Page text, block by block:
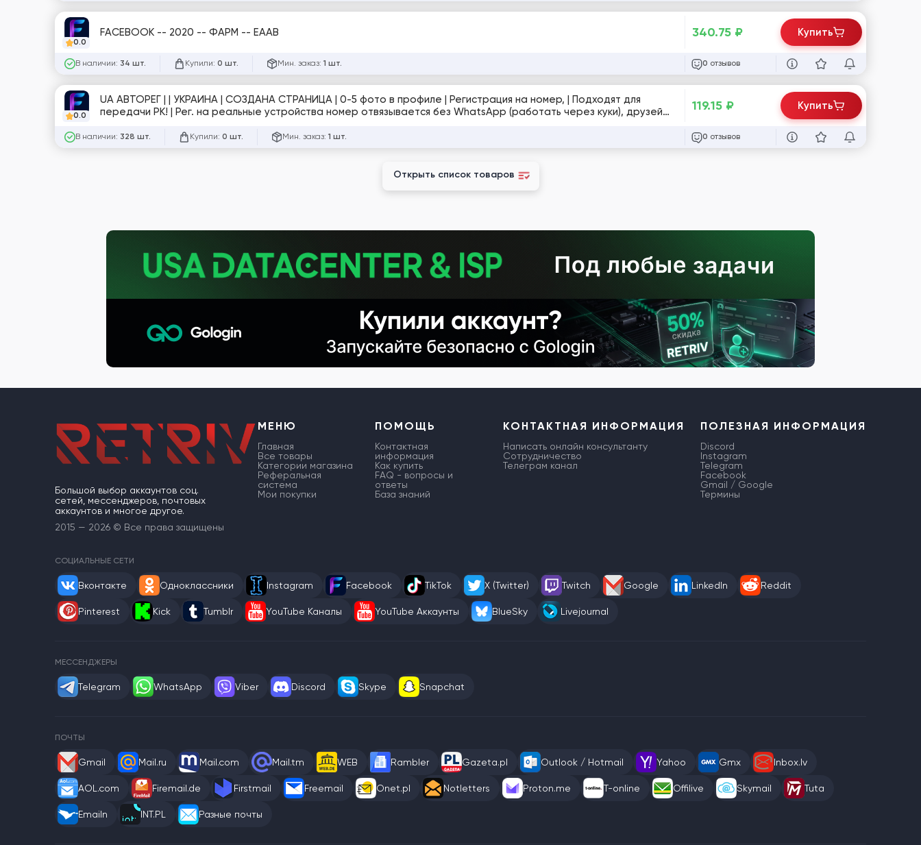
0.0
FACEBOOK -- 2020 -- ФАРМ -- EAAB
В наличии: 34 шт. Купили: 0 шт. Мин. заказ: 1 шт.
340.75 ₽
0 отзывов
Купить
0.0
UA АВТОРЕГ | | УКРАИНА | СОЗДАНА СТРАНИЦА | 0-5 фото в профиле | Регистрация на номер, | Подходят для
передачи РК! | Рег. на реальные устройства номер отвязывается без WhatsApp (работать через куки), друзей
В наличии: 328 шт. Купили: 0 шт. Мин. заказ: 1 шт.
119.15 ₽
0 отзывов
Купить
Открыть список товаров
Большой выбор аккаунтов соц.
сетей, мессенджеров, почтовых
аккаунтов и многое другое.
2015 — 2026 © Все права защищены
МЕНЮ
Главная
Все товары
Категории магазина
Реферальная
система
Мои покупки
ПОМОЩЬ
Контактная
информация
Как купить
FAQ - вопросы и
ответы
База знаний
КОНТАКТНАЯ ИНФОРМАЦИЯ
Написать онлайн консультанту
Сотрудничество
Телеграм канал
ПОЛЕЗНАЯ ИНФОРМАЦИЯ
Discord
Instagram
Telegram
Facebook
Gmail / Google
Термины
СОЦИАЛЬНЫЕ СЕТИ
Вконтакте Одноклассники Instagram Facebook TikTok X (Twitter) Twitch Google LinkedIn Reddit
Pinterest Kick Tumblr YouTube Каналы YouTube Аккаунты BlueSky Livejournal
МЕССЕНДЖЕРЫ
Telegram WhatsApp Viber Discord Skype Snapchat
ПОЧТЫ
Gmail Mail.ru Mail.com Mail.tm WEB Rambler Gazeta.pl Outlook / Hotmail Yahoo Gmx Inbox.lv
AOL.com Firemail.de Firstmail Freemail Onet.pl Notletters Proton.me T-online Offilive Skymail Tuta
Emailn INT.PL Разные почты